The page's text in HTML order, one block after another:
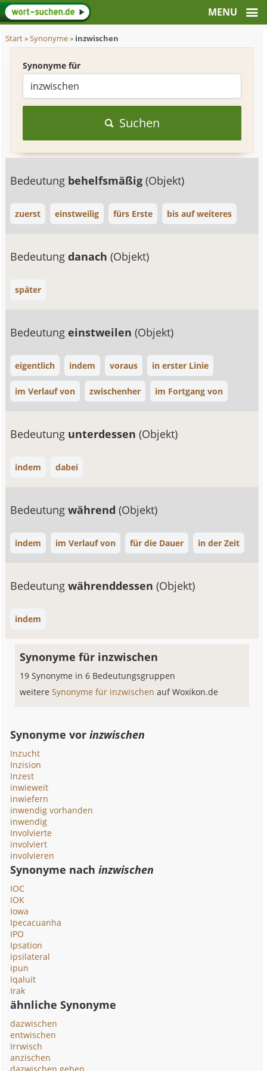
Start»Synonyme» inzwischen
Synonyme für
Suchen
Bedeutung behelfsmäßig(Objekt)
zuerst einstweilig fürs Erste bis auf weiteres
Bedeutungdanach(Objekt)
später
Bedeutungeinstweilen(Objekt)
eigentlich indem voraus in erster Linie
im Verlauf von zwischenher im Fortgang von
Bedeutung unterdessen(Objekt)
indem dabei
Bedeutungwährend(Objekt)
indem im Verlauf von für die Dauer in der Zeit
Bedeutungwährenddessen(Objekt)
indem
Synonyme für inzwischen
19 Synonyme in 6 Bedeutungsgruppen
weitereSynonyme für inzwischenauf Woxikon.de
Synonyme vorinzwischen
Inzucht
Inzision
Inzest
inwieweit
inwiefern
inwendig vorhanden
inwendig
Involvierte
involviert
involvieren
Synonyme nachinzwischen
IOC
IOK
Iowa
Ipecacuanha
IPO
Ipsation
ipsilateral
ipun
Iqaluit
Irak
ähnliche Synonyme
dazwischen
entwischen
Irrwisch
anzischen